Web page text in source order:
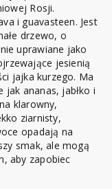
Rosji.
i guavasteen. Jest
drzewo, o
uprawiane jako
jesienią
jajka kurzego. Ma
jak ananas, jabłko i
klarowny,
ziarnisty,
opadają na
smak, ale mogą
aby zapobiec